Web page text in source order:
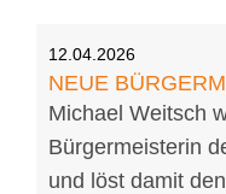
12.04.2026
NEUE
Michael Weitsch
Bürgermeisterin
und löst damit